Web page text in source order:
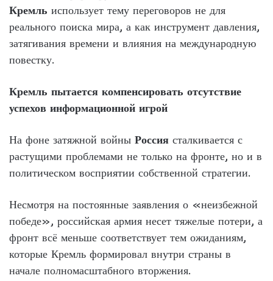
Кремль использует тему переговоров не для
реального поиска мира, а как инструмент давления,
затягивания времени и влияния на международную
повестку.
Кремль пытается компенсировать отсутствие
успехов информационной игрой
На фоне затяжной войны Россия сталкивается с
растущими проблемами не только на фронте, но и в
политическом восприятии собственной стратегии.
Несмотря на постоянные заявления о «неизбежной
победе», российская армия несет тяжелые потери, а
фронт всё меньше соответствует тем ожиданиям,
которые Кремль формировал внутри страны в
начале полномасштабного вторжения.